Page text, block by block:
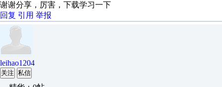
谢谢分享，厉害，下载学习一下
回复 引用 举报
leihao1204
关注 私信